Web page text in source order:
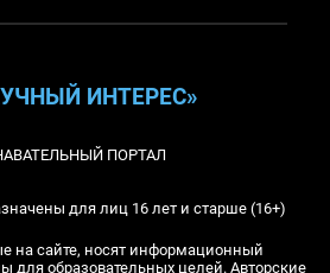
ИНТЕРЕС»
ПОРТАЛ
для лиц 16 лет и старше (16+)
на сайте, носят информационный
для образовательных целей. Авторские